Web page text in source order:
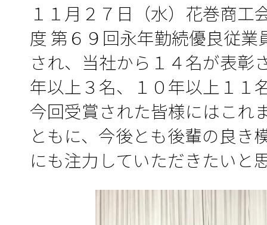
１１月２７日（水）花巻商工
度 第６９回永年勤続優良従
され、当社から１４名が表彰
年以上３名、１０年以上１１
今回受賞された皆様にはこれ
ともに、今後とも後輩の良き
にも注力していただきたいと